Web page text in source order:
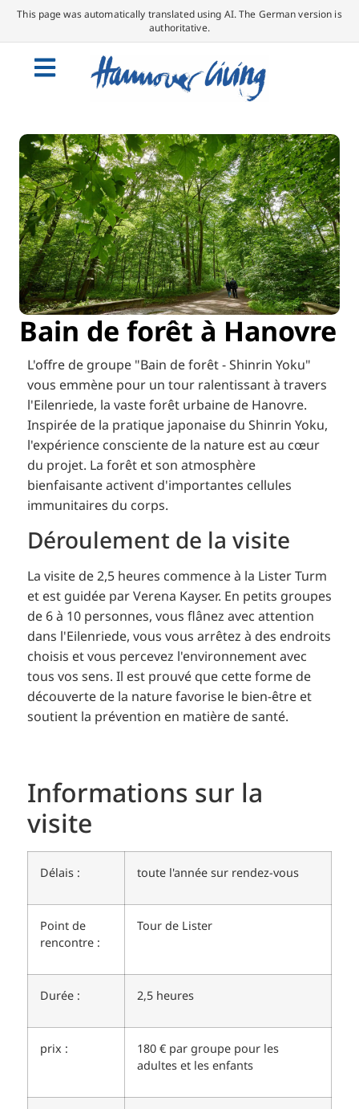
This page was automatically translated using AI. The German version is
authoritative.
Bain de forêt à Hanovre
L'offre de groupe "Bain de forêt - Shinrin Yoku"
vous emmène pour un tour ralentissant à travers
l'Eilenriede, la vaste forêt urbaine de Hanovre.
Inspirée de la pratique japonaise du Shinrin Yoku,
l'expérience consciente de la nature est au cœur
du projet. La forêt et son atmosphère
bienfaisante activent d'importantes cellules
immunitaires du corps.
Déroulement de la visite
La visite de 2,5 heures commence à la Lister Turm
et est guidée par Verena Kayser. En petits groupes
de 6 à 10 personnes, vous flânez avec attention
dans l'Eilenriede, vous vous arrêtez à des endroits
choisis et vous percevez l'environnement avec
tous vos sens. Il est prouvé que cette forme de
découverte de la nature favorise le bien-être et
soutient la prévention en matière de santé.
Informations sur la
visite
Délais : toute l'année sur rendez-vous
Point de
rencontre :
Tour de Lister
Durée : 2,5 heures
prix :
180 € par groupe pour les
adultes et les enfants